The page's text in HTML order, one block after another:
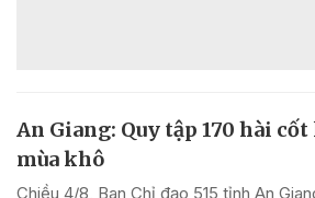
An Giang: Quy tập 170 hài
mùa khô
Chiều 4/8, Ban Chỉ đạo 515 tỉnh An